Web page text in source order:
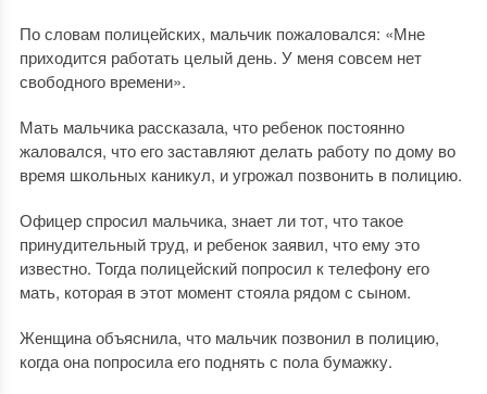
По словам полицейских, мальчик пожаловался: «Мне
приходится работать целый день. У меня совсем нет
свободного времени».
Мать мальчика рассказала, что ребенок постоянно
жаловался, что его заставляют делать работу по дому во
время школьных каникул, и угрожал позвонить в полицию.
Офицер спросил мальчика, знает ли тот, что такое
принудительный труд, и ребенок заявил, что ему это
известно. Тогда полицейский попросил к телефону его
мать, которая в этот момент стояла рядом с сыном.
Женщина объяснила, что мальчик позвонил в полицию,
когда она попросила его поднять с пола бумажку.